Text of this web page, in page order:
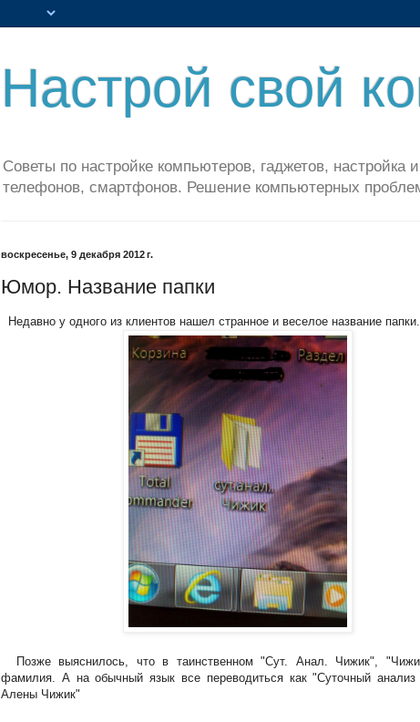
Настрой свой
Советы по настройке компьютеров, гаджетов, настройка
телефонов, смартфонов. Решение компьютерных
воскресенье, 9 декабря 2012 г.
Юмор. Название папки
Недавно у одного из клиентов нашел странное и веселое название папки.
Позже выяснилось, что в таинственном "Сут. Анал. Чижик",
фамилия. А на обычный язык все переводиться как "Суточный анализ
Алены Чижик"